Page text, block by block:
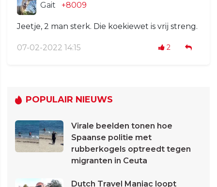
Gait +8009
Jeetje, 2 man sterk. Die koekiewet is vrij streng.
07-02-2022 14:15 2
POPULAIR NIEUWS
Virale beelden tonen hoe
Spaanse politie met
rubberkogels optreedt tegen
migranten in Ceuta
Dutch Travel Maniac loopt